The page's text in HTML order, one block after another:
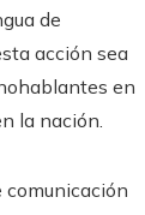
de
acción sea
en
la nación.
comunicación